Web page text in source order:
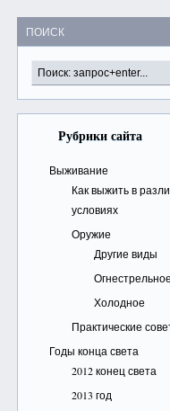
ПОИСК
Рубрики сайта
Выживание
Как выжить в
условиях
Оружие
Другие виды
Огнестрельное
Холодное
Практические
Годы конца света
2012 конец света
2013 год